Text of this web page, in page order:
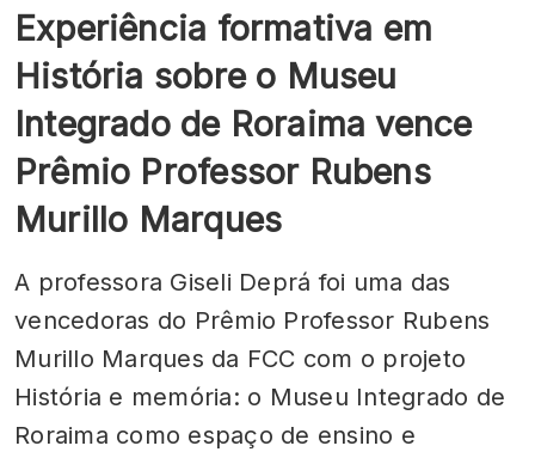
Experiência formativa em
História sobre o Museu
Integrado de Roraima vence
Prêmio Professor Rubens
Murillo Marques
A professora Giseli Deprá foi uma das
vencedoras do Prêmio Professor Rubens
Murillo Marques da FCC com o projeto
História e memória: o Museu Integrado de
Roraima como espaço de ensino e